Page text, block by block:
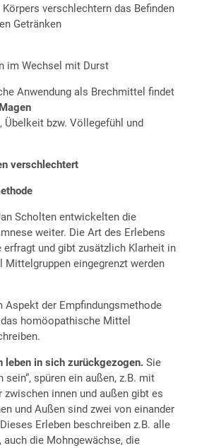
Körpers verschlechtern das Befinden
Getränken
im Wechsel mit Durst
Anwendung als Brechmittel findet
Magen
Übelkeit bzw. Völlegefühl und
verschlechtert
Scholten entwickelten die
weiter. Die Art des Erlebens
erfragt und gibt zusätzlich Klarheit in
Mittelgruppen eingegrenzt werden
Aspekt der Empfindungsmethode
homöopathische Mittel
leben in sich zurückgezogen. Sie
sein“, spüren ein außen, z.B. mit
zwischen innen und außen gibt es
und Außen sind zwei von einander
Erleben beschreiben z.B. alle
auch die Mohngewächse, die